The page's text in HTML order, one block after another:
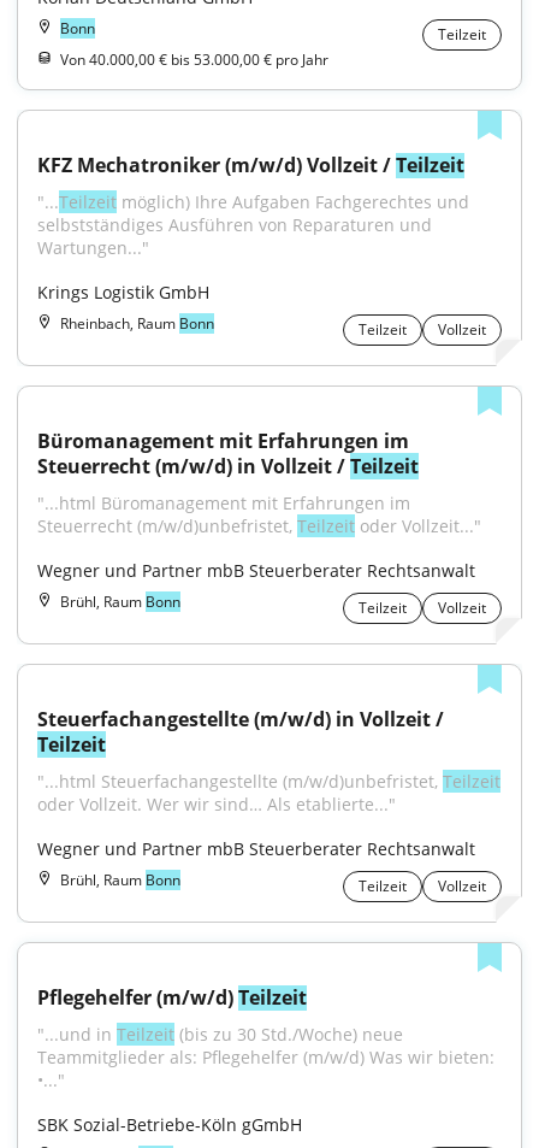
Bonn
Teilzeit
Von 40.000,00 € bis 53.000,00 € pro Jahr
KFZ Mechatroniker (m/w/d) Vollzeit / Teilzeit
"...Teilzeit möglich) Ihre Aufgaben Fachgerechtes und
selbstständiges Ausführen von Reparaturen und
Wartungen..."
Krings Logistik GmbH
Rheinbach, Raum Bonn Teilzeit Vollzeit
Büromanagement mit Erfahrungen im
Steuerrecht (m/w/d) in Vollzeit / Teilzeit
"...html Büromanagement mit Erfahrungen im
Steuerrecht (m/w/d)unbefristet, Teilzeit oder Vollzeit..."
Wegner und Partner mbB Steuerberater Rechtsanwalt
Brühl, Raum Bonn Teilzeit Vollzeit
Teilzeit
"...html Steuerfachangestellte (m/w/d)unbefristet, Teilzeit
oder Vollzeit. Wer wir sind… Als etablierte..."
Wegner und Partner mbB Steuerberater Rechtsanwalt
Brühl, Raum Bonn Teilzeit Vollzeit
Pflegehelfer (m/w/d) Teilzeit
"...und in Teilzeit (bis zu 30 Std./Woche) neue
Teammitglieder als: Pflegehelfer (m/w/d) Was wir bieten:
•..."
SBK Sozial-Betriebe-Köln gGmbH